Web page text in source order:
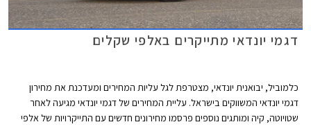
דגמי יונדאי מתייקרים באלפי שקלים
כלמוביל, יבואנית יונדאי, מצטרפת לגל עליות המחירים ומעדכנת את מחירון
דגמי יונדאי המשווקים בישראל. עליית המחירים של דגמי יונדאי מגיעה לאחר
שטויוטה, קיה ומותגים נוספים פרסמו מחירונים חדשים עם התייקרויות של אלפי